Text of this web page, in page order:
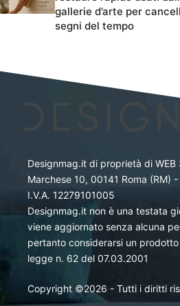
gallerie d’arte per
segni del tempo
Designmag.it di proprietà di WEB
Marchese 10, 00141 Roma (RM)
I.V.A. 12279101005
Designmag.it non è una testata
viene aggiornato senza alcuna
pertanto considerarsi un
legge n. 62 del 07.03.2001
Copyright ©2026 - Tutti i diritti